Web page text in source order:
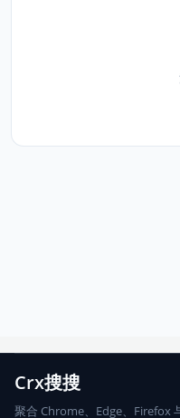
Crx搜搜
聚合 Chrome、Edge、Firefox